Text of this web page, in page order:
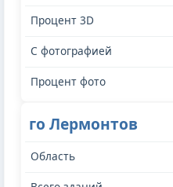
го Лермонтов